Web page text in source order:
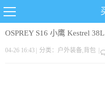
OSPREY S16 小鹰 Kestrel
04-26 16:43 分类： 户外装备,背包